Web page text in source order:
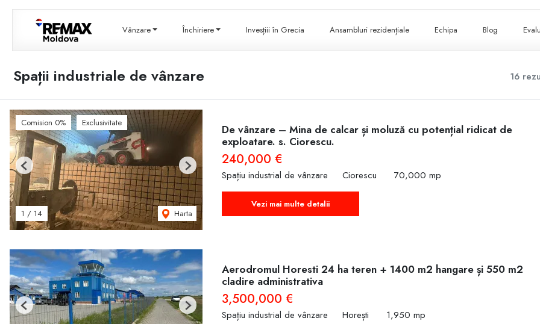
Vânzare Închiriere Invesțiii în Grecia Ansambluri rezidențiale Echipa Blog
16
Spații industriale de vânzare
Comision 0% Exclusivitate
1 / 14 Harta
Previous Next
De vânzare – Mina de calcar și moluză cu potențial ridicat de
exploatare. s. Ciorescu.
240,000 €
Spațiu industrial de vânzare Ciorescu 70,000 mp
Vezi mai multe detalii
Previous Next
Aerodromul Horesti 24 ha teren + 1400 m2 hangare și 550 m2
cladire administrativa
3,500,000 €
Spațiu industrial de vânzare Horești 1,950 mp